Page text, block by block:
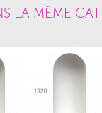
LA MÊME